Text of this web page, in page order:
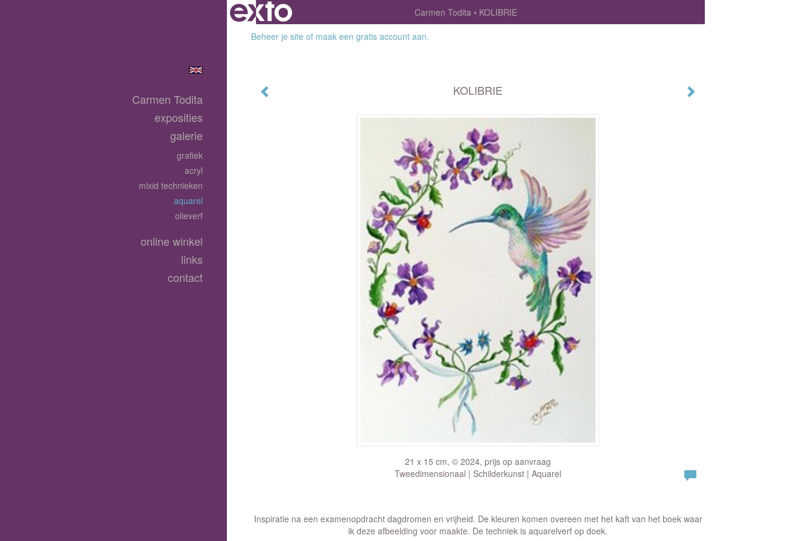
Carmen Todita
KOLIBRIE
Beheer je site of maak een gratis account aan.
KOLIBRIE
21 x 15 cm, © 2024, prijs op aanvraag
Tweedimensionaal | Schilderkunst | Aquarel
Inspiratie na een examenopdracht dagdromen en vrijheid. De kleuren komen overeen met het kaft van het boek waar
ik deze afbeelding voor maakte. De techniek is aquarelverf op doek.
Carmen Todita
exposities
galerie
grafiek
acryl
mixid technieken
aquarel
olieverf
online winkel
links
contact